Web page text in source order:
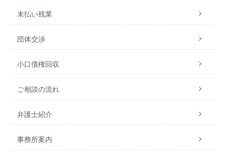
未払い残業
団体交渉
小口債権回収
ご相談の流れ
弁護士紹介
事務所案内